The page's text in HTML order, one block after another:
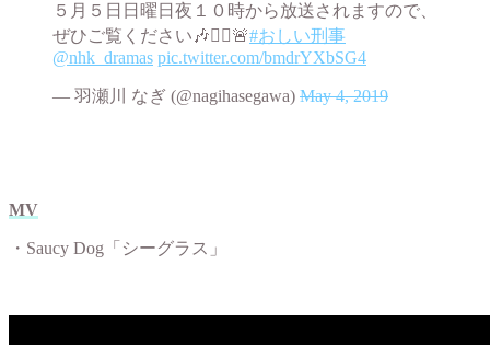
５月５日日曜日夜１０時から放送されますので、
ぜひご覧ください🎶👮‍♂️🚨#おしい刑事
@nhk_dramas pic.twitter.com/bmdrYXbSG4
— 羽瀬川 なぎ (@nagihasegawa) May 4, 2019
MV
・Saucy Dog「シーグラス」